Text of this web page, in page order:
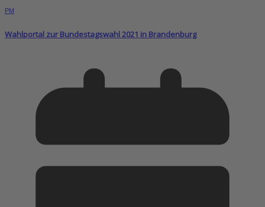
PM
Wahlportal zur Bundestagswahl 2021 in Brandenburg